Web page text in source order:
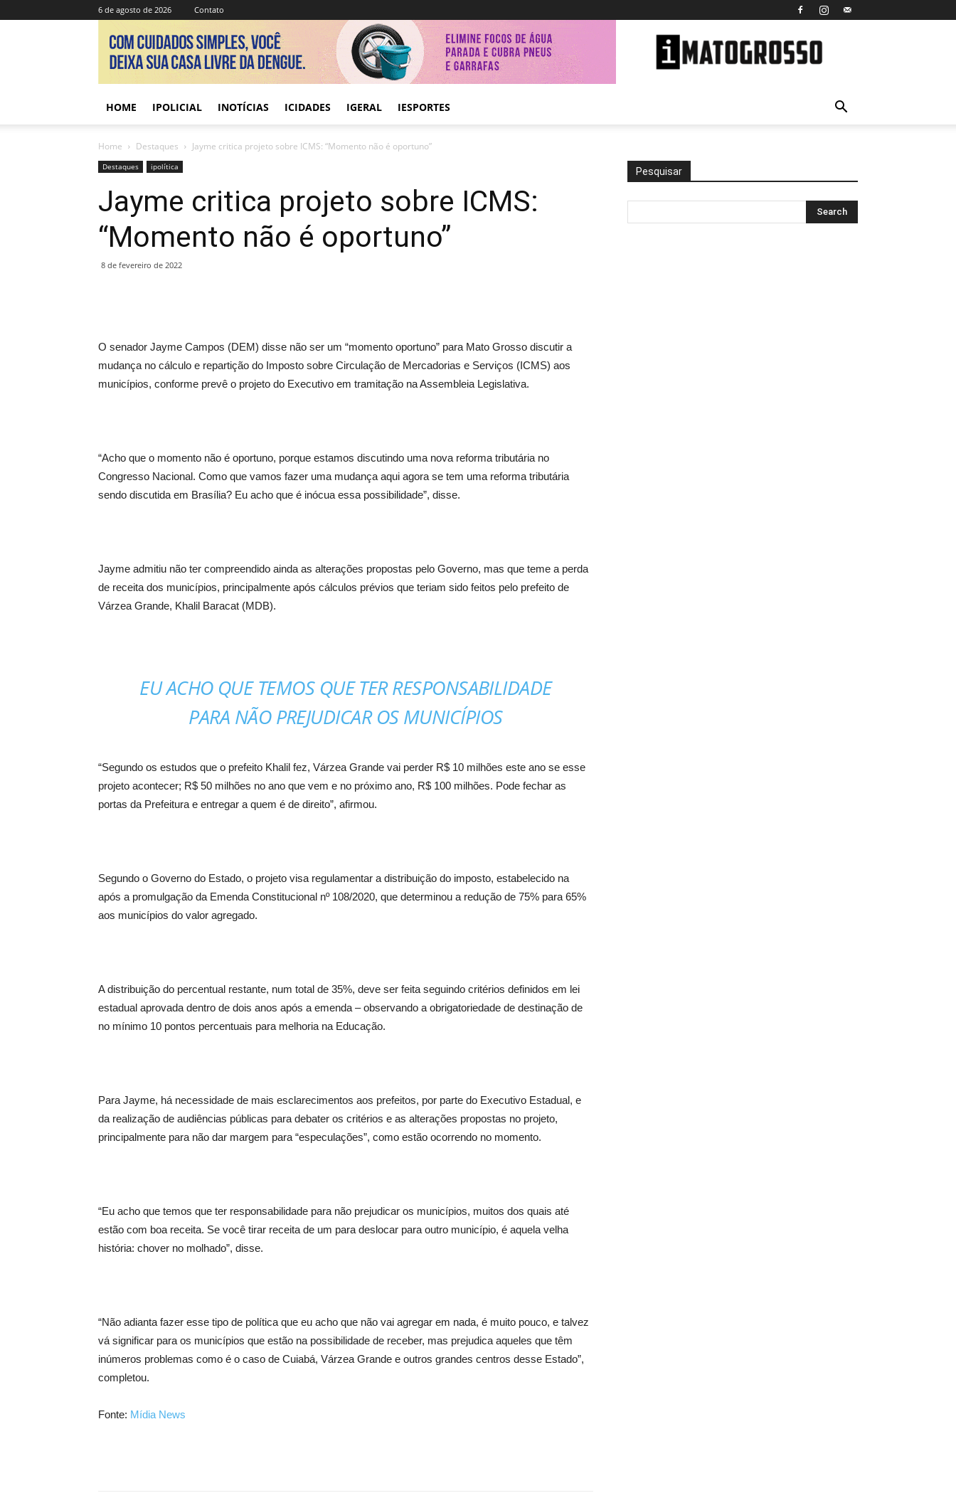
6 de agosto de 2026 Contato
Grosso
HOME IPOLICIAL INOTÍCIAS ICIDADES IGERAL IESPORTES
Home Destaques Jayme critica projeto sobre ICMS: “Momento não é oportuno”
Destaques ipolítica
Jayme critica projeto sobre ICMS:
“Momento não é oportuno”
8 de fevereiro de 2022
O senador Jayme Campos (DEM) disse não ser um “momento oportuno” para Mato Grosso discutir a
mudança no cálculo e repartição do Imposto sobre Circulação de Mercadorias e Serviços (ICMS) aos
municípios, conforme prevê o projeto do Executivo em tramitação na Assembleia Legislativa.
“Acho que o momento não é oportuno, porque estamos discutindo uma nova reforma tributária no
Congresso Nacional. Como que vamos fazer uma mudança aqui agora se tem uma reforma tributária
sendo discutida em Brasília? Eu acho que é inócua essa possibilidade”, disse.
Jayme admitiu não ter compreendido ainda as alterações propostas pelo Governo, mas que teme a perda
de receita dos municípios, principalmente após cálculos prévios que teriam sido feitos pelo prefeito de
Várzea Grande, Khalil Baracat (MDB).
EU ACHO QUE TEMOS QUE TER RESPONSABILIDADE
PARA NÃO PREJUDICAR OS MUNICÍPIOS
“Segundo os estudos que o prefeito Khalil fez, Várzea Grande vai perder R$ 10 milhões este ano se esse
projeto acontecer; R$ 50 milhões no ano que vem e no próximo ano, R$ 100 milhões. Pode fechar as
portas da Prefeitura e entregar a quem é de direito”, afirmou.
Segundo o Governo do Estado, o projeto visa regulamentar a distribuição do imposto, estabelecido na
após a promulgação da Emenda Constitucional nº 108/2020, que determinou a redução de 75% para 65%
aos municípios do valor agregado.
A distribuição do percentual restante, num total de 35%, deve ser feita seguindo critérios definidos em lei
estadual aprovada dentro de dois anos após a emenda – observando a obrigatoriedade de destinação de
no mínimo 10 pontos percentuais para melhoria na Educação.
Para Jayme, há necessidade de mais esclarecimentos aos prefeitos, por parte do Executivo Estadual, e
da realização de audiências públicas para debater os critérios e as alterações propostas no projeto,
principalmente para não dar margem para “especulações”, como estão ocorrendo no momento.
“Eu acho que temos que ter responsabilidade para não prejudicar os municípios, muitos dos quais até
estão com boa receita. Se você tirar receita de um para deslocar para outro município, é aquela velha
história: chover no molhado”, disse.
“Não adianta fazer esse tipo de política que eu acho que não vai agregar em nada, é muito pouco, e talvez
vá significar para os municípios que estão na possibilidade de receber, mas prejudica aqueles que têm
inúmeros problemas como é o caso de Cuiabá, Várzea Grande e outros grandes centros desse Estado”,
completou.
Fonte: Mídia News
Pesquisar